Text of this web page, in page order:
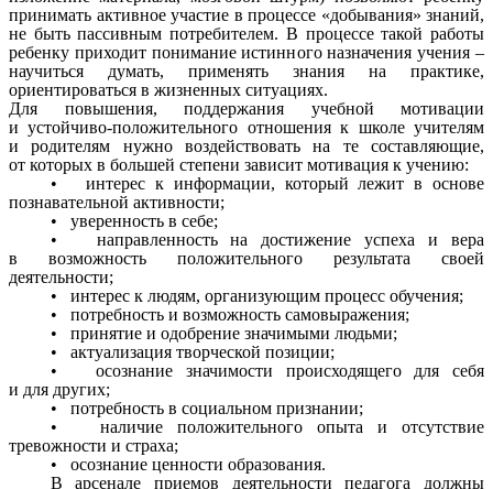
принимать активное участие в процессе «добывания» знаний,
не быть пассивным потребителем. В процессе такой работы
ребенку приходит понимание истинного назначения учения –
научиться думать, применять знания на практике,
ориентироваться в жизненных ситуациях.
Для повышения, поддержания учебной мотивации
и устойчиво-положительного отношения к школе учителям
и родителям нужно воздействовать на те составляющие,
от которых в большей степени зависит мотивация к учению:
• интерес к информации, который лежит в основе
познавательной активности;
• уверенность в себе;
• направленность на достижение успеха и вера
в возможность положительного результата своей
деятельности;
• интерес к людям, организующим процесс обучения;
• потребность и возможность самовыражения;
• принятие и одобрение значимыми людьми;
• актуализация творческой позиции;
• осознание значимости происходящего для себя
и для других;
• потребность в социальном признании;
• наличие положительного опыта и отсутствие
тревожности и страха;
• осознание ценности образования.
В арсенале приемов деятельности педагога должны